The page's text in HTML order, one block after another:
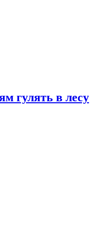
гулять в лесу